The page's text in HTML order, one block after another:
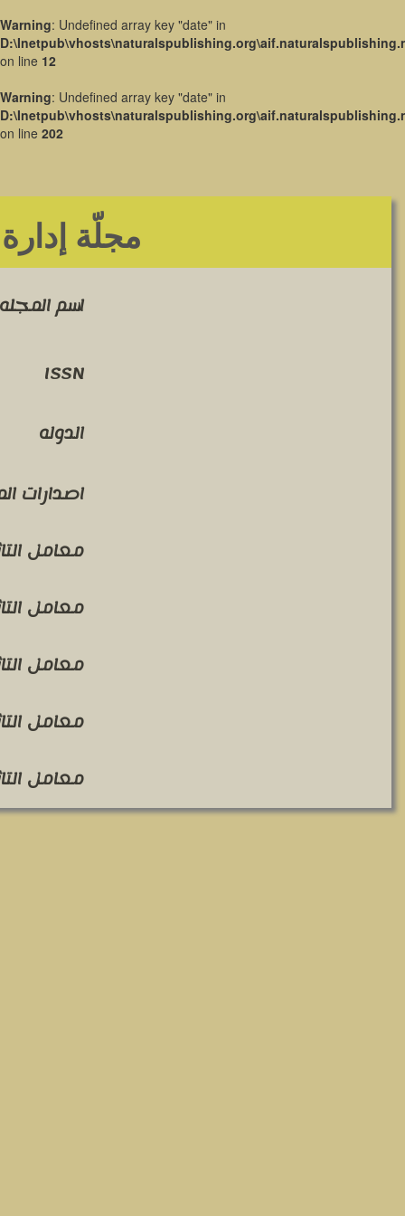
Warning: Undefined array key "date" in
on line 12
Warning: Undefined array key "date" in
on line 202
مجلّة
اسم المجله
ISSN
الدوله
اصدارات
معامل
معامل
معامل
معامل
معامل